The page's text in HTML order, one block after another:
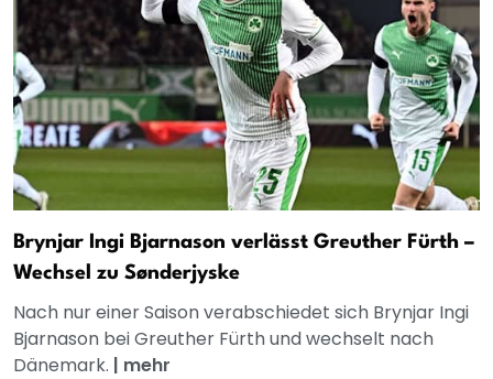
Brynjar Ingi Bjarnason verlässt Greuther Fürth –
Wechsel zu Sønderjyske
Nach nur einer Saison verabschiedet sich Brynjar Ingi
Bjarnason bei Greuther Fürth und wechselt nach
Dänemark. | mehr